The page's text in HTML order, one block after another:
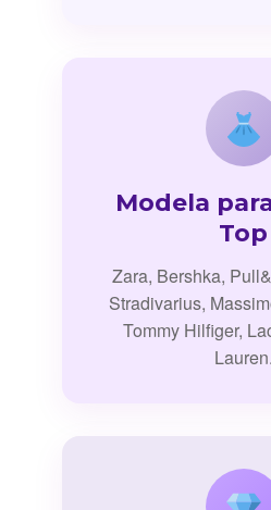
Modela
Top
Zara, Bershka,
Stradivarius,
Tommy Hilfiger,
Lauren.